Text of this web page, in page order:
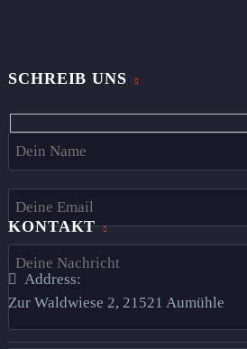
SCHREIB UNS
Hidden
fields
KONTAKT
Address:
Zur Waldwiese 2, 21521 Aumühle​